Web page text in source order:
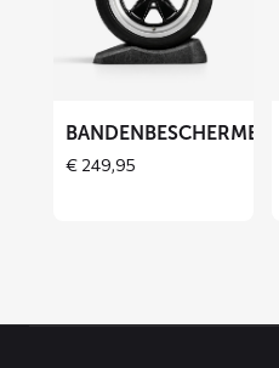
Bandenbeschermers
BANDENBESCHERMERS
€ 249,95